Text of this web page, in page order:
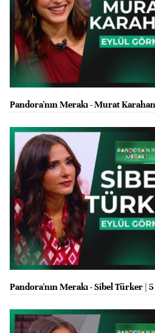
Pandora'nın Merakı - Murat
Pandora'nın Merakı - Sibel Türker |